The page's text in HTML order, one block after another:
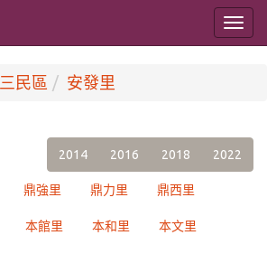
三民區 安發里
2014 2016 2018 2022
鼎強里 鼎力里 鼎西里
本館里 本和里 本文里